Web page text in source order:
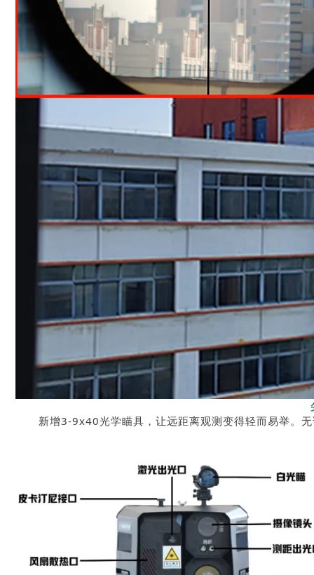
新增3-9x40光学瞄具，让远距离观测变得轻而易举。